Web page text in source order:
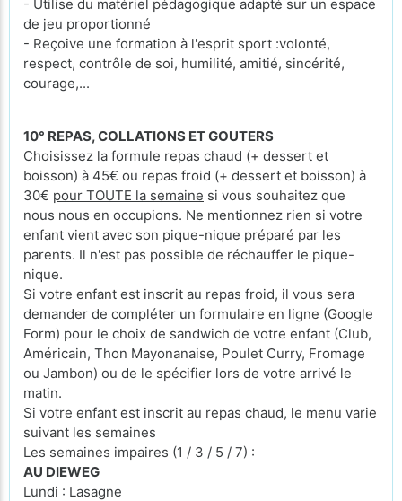
- Utilise du matériel pédagogique adapté sur un espace
de jeu proportionné
- Reçoive une formation à l'esprit sport :volonté,
respect, contrôle de soi, humilité, amitié, sincérité,
courage,...
10° REPAS, COLLATIONS ET GOUTERS
Choisissez la formule repas chaud (+ dessert et
boisson) à 45€ ou repas froid (+ dessert et boisson) à
30€ pour TOUTE la semaine si vous souhaitez que
nous nous en occupions. Ne mentionnez rien si votre
enfant vient avec son pique-nique préparé par les
parents. Il n'est pas possible de réchauffer le pique-
nique.
Si votre enfant est inscrit au repas froid, il vous sera
demander de compléter un formulaire en ligne (Google
Form) pour le choix de sandwich de votre enfant (Club,
Américain, Thon Mayonanaise, Poulet Curry, Fromage
ou Jambon) ou de le spécifier lors de votre arrivé le
matin.
Si votre enfant est inscrit au repas chaud, le menu varie
suivant les semaines
Les semaines impaires (1 / 3 / 5 / 7) :
AU DIEWEG
Lundi : Lasagne